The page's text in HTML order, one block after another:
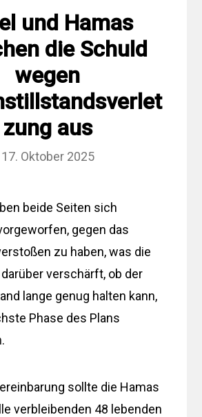
und Hamas
die Schuld
wegen
zung aus
17. Oktober 2025
beide Seiten sich
gegen das
zu haben, was die
verschärft, ob der
lange genug halten kann,
Phase des Plans
sollte die Hamas
verbleibenden 48 lebenden